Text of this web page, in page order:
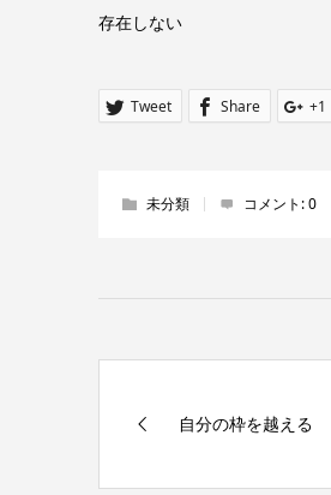
存在しない
Tweet Share +1
未分類 コメント:0
自分の枠を越える